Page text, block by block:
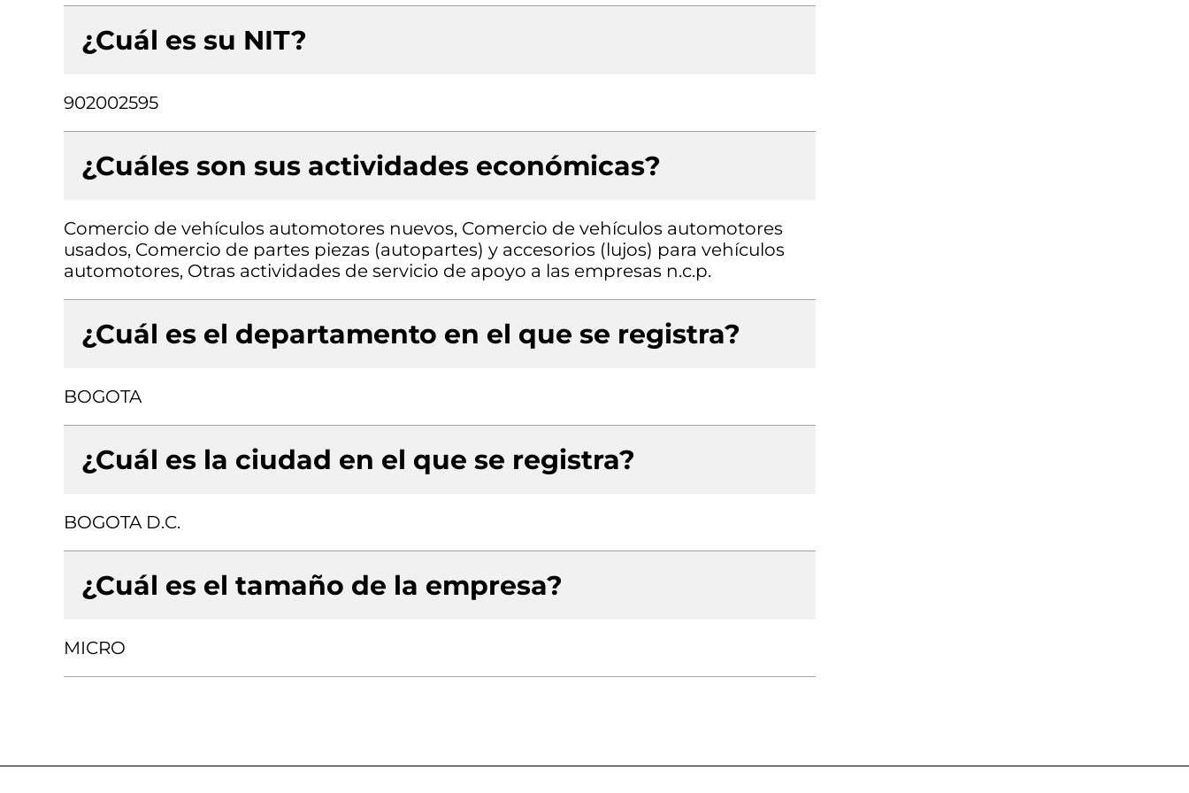
¿Cuál es su NIT?
902002595
¿Cuáles son sus actividades económicas?
Comercio de vehículos automotores nuevos, Comercio de vehículos automotores
usados, Comercio de partes piezas (autopartes) y accesorios (lujos) para vehículos
automotores, Otras actividades de servicio de apoyo a las empresas n.c.p.
¿Cuál es el departamento en el que se registra?
BOGOTA
¿Cuál es la ciudad en el que se registra?
BOGOTA D.C.
¿Cuál es el tamaño de la empresa?
MICRO